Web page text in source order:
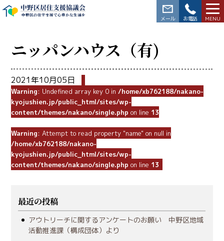
中野区居住支援協議会
中野区の住宅支援で心豊かな生活を
ニッパンハウス（有)
2021年10月05日
Warning: Undefined array key 0 in /home/xb762188/nakano-
kyojushien.jp/public_html/sites/wp-
content/themes/nakano/single.php on line 13
Warning: Attempt to read property "name" on null in
/home/xb762188/nakano-
kyojushien.jp/public_html/sites/wp-
content/themes/nakano/single.php on line 13
最近の投稿
アウトリーチに関するアンケートのお願い 中野区地域
活動推進課（構成団体）より